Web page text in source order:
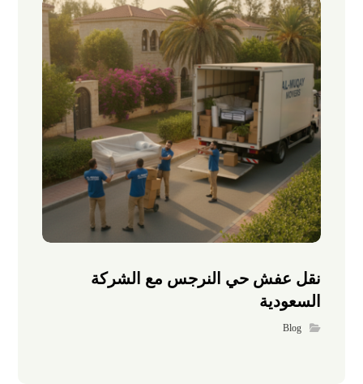
نقل عفش حي النرجس مع الشركة
السعودية
Blog